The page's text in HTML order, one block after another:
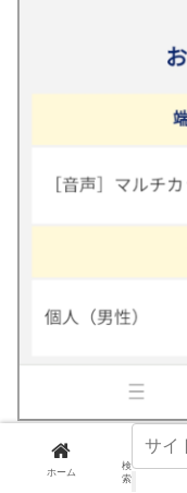
申込内容を確認し
ホーム
検
索